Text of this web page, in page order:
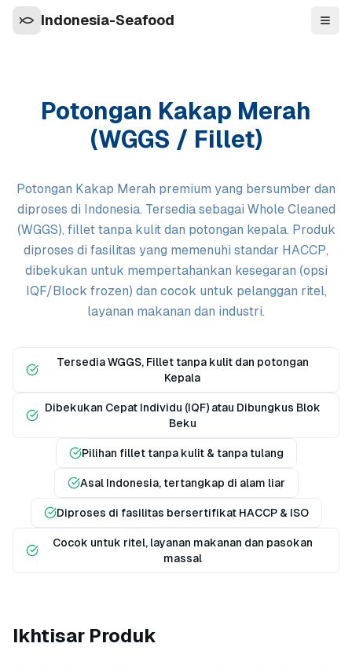
Indonesia-Seafood
Potongan Kakap Merah
(WGGS / Fillet)
Potongan Kakap Merah premium yang bersumber dan
diproses di Indonesia. Tersedia sebagai Whole Cleaned
(WGGS), fillet tanpa kulit dan potongan kepala. Produk
diproses di fasilitas yang memenuhi standar HACCP,
dibekukan untuk mempertahankan kesegaran (opsi
IQF/Block frozen) dan cocok untuk pelanggan ritel,
layanan makanan dan industri.
Tersedia WGGS, Fillet tanpa kulit dan potongan
Kepala
Dibekukan Cepat Individu (IQF) atau Dibungkus Blok
Beku
Pilihan fillet tanpa kulit & tanpa tulang
Asal Indonesia, tertangkap di alam liar
Diproses di fasilitas bersertifikat HACCP & ISO
Cocok untuk ritel, layanan makanan dan pasokan
massal
Ikhtisar Produk